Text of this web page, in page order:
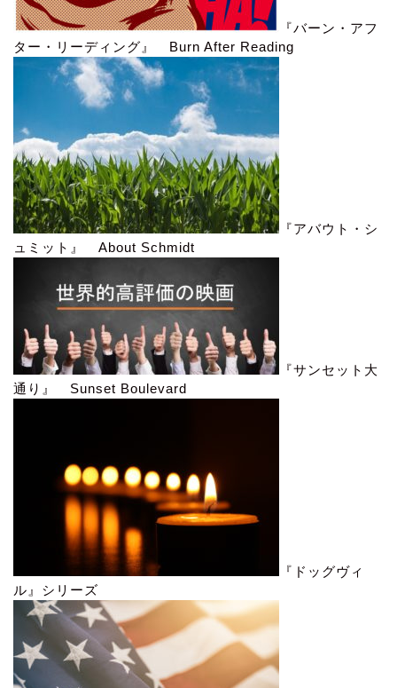
『バーン・アフ
ター・リーディング』 Burn After Reading
『アバウト・シ
ュミット』 About Schmidt
『サンセット大
通り』 Sunset Boulevard
『ドッグヴィ
ル』シリーズ